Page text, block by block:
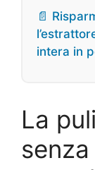
📄
intera in
La